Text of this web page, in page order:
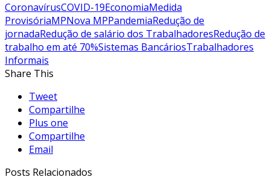
CoronavírusCOVID-19EconomiaMedida
ProvisóriaMPNova MPPandemiaRedução de
jornadaRedução de salário dos TrabalhadoresRedução de
trabalho em até 70%Sistemas BancáriosTrabalhadores
Informais
Share This
Tweet
Compartilhe
Plus one
Compartilhe
Email
Posts Relacionados